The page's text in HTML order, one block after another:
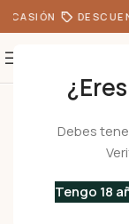
Debes
Tengo 18